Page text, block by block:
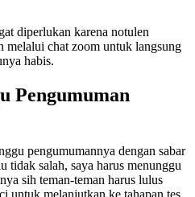
diperlukan karena notulen
melalui chat zoom untuk langsung
habis.
Pengumuman
pengumumannya dengan sabar
tidak salah, saya harus menunggu
sih teman-teman harus lulus